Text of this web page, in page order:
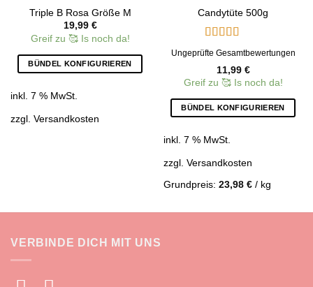
Triple B Rosa Größe M
19,99 €
Greif zu 🥰 Is noch da!
BÜNDEL KONFIGURIEREN
inkl. 7 % MwSt.
zzgl. Versandkosten
Candytüte 500g
Bewertet
mit4.69
von 5
Ungeprüfte Gesamtbewertungen
11,99 €
Greif zu 🥰 Is noch da!
BÜNDEL KONFIGURIEREN
inkl. 7 % MwSt.
zzgl. Versandkosten
Grundpreis: 23,98 €/ kg
VERBINDE DICH MIT UNS